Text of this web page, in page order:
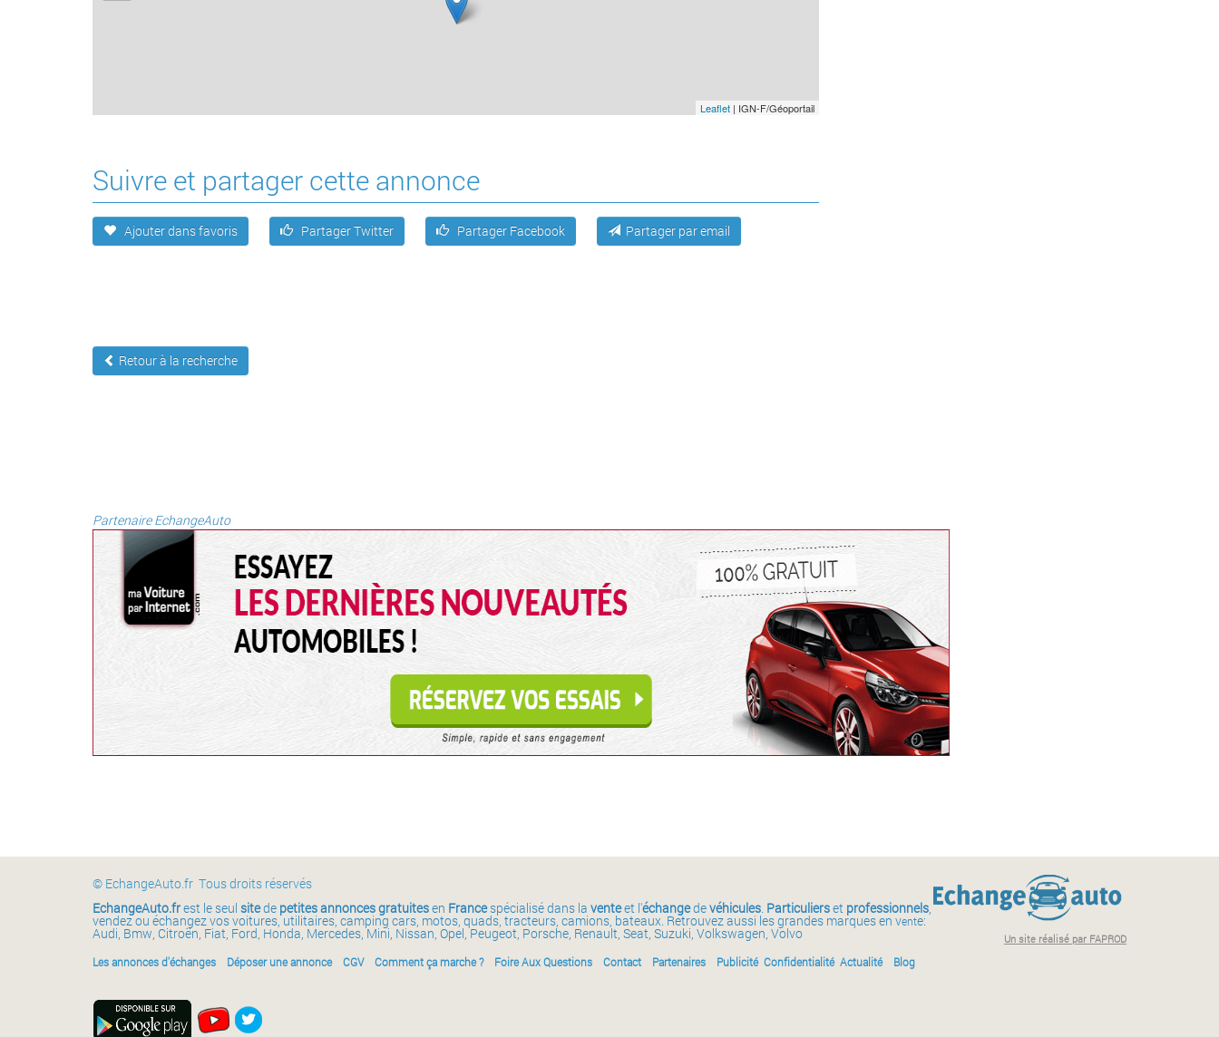
Leaflet| IGN-F/Géoportail
Suivre et partager cette annonce
Ajouter dans favoris Partager Twitter Partager Facebook Partager par email
Retour à la recherche
Partenaire EchangeAuto
© EchangeAuto.fr Tous droits réservés
EchangeAuto.frest le seul sitede petites annonces gratuitesen Francespécialisé dans la venteet l'échangedevéhicules. Particulierset professionnels,
vendez ou échangez vos voitures, utilitaires, camping cars, motos, quads, tracteurs, camions, bateaux. Retrouvez aussi les grandes marques en vente:
Audi, Bmw, Citroën, Fiat, Ford, Honda, Mercedes, Mini, Nissan, Opel, Peugeot, Porsche, Renault, Seat, Suzuki, Volkswagen, Volvo
Les annonces d'échanges Déposer une annonce CGV Comment ça marche ? Foire Aux Questions Contact Partenaires Publicité Confidentialité Actualité Blog
Un site réalisé par FAPROD